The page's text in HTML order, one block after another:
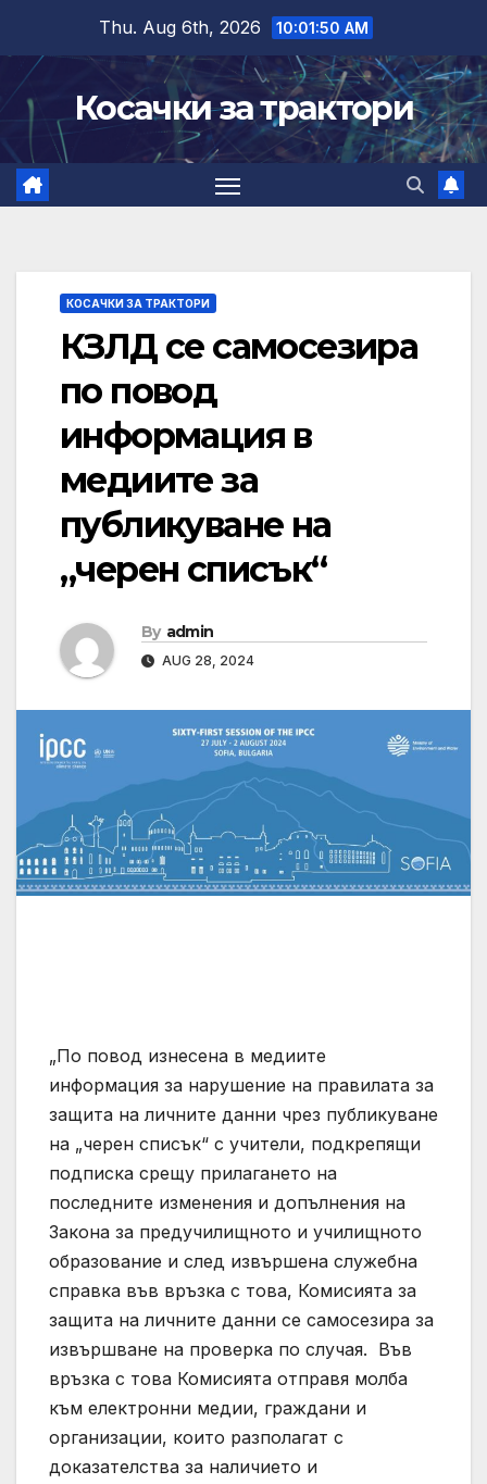
content
Thu. Aug 6th, 2026 10:01:51 AM
Косачки за трактори
КОСАЧКИ ЗА ТРАКТОРИ
КЗЛД се самосезира
по повод
информация в
медиите за
публикуване на
„черен списък“
By admin
AUG 28, 2024
„По повод изнесена в медиите
информация за нарушение на правилата за
защита на личните данни чрез публикуване
на „черен списък“ с учители, подкрепящи
подписка срещу прилагането на
последните изменения и допълнения на
Закона за предучилищното и училищното
образование и след извършена служебна
справка във връзка с това, Комисията за
защита на личните данни се самосезира за
извършване на проверка по случая. Във
връзка с това Комисията отправя молба
към електронни медии, граждани и
организации, които разполагат с
доказателства за наличието и